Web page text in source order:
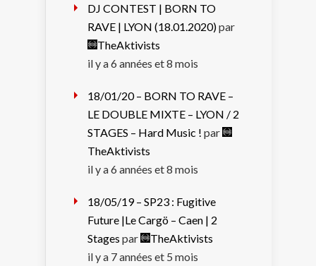
DJ CONTEST | BORN TO
RAVE | LYON (18.01.2020)par
TheAktivists
il y a 6 années et 8 mois
18/01/20 – BORN TO RAVE –
LE DOUBLE MIXTE – LYON / 2
STAGES – Hard Music ! par
TheAktivists
il y a 6 années et 8 mois
18/05/19 – SP23 : Fugitive
Future |Le Cargö – Caen | 2
Stages par
TheAktivists
il y a 7 années et 5 mois